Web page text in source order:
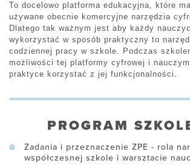
To docelowo platforma edukacyjna, które
używane obecnie komercyjne narzędzia
Dlatego tak ważnym jest aby każdy
wykorzystać w sposób praktyczny to
codziennej pracy w szkole. Podczas
możliwości tej platformy cyfrowej i
praktyce korzystać z jej funkcjonalności.
PROGRAM
Zadania i przeznaczenie ZPE - rola
współczesnej szkole i warsztacie